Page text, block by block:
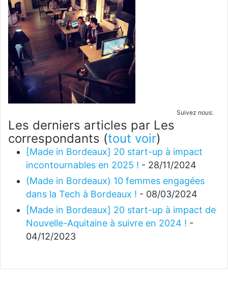
Suivez nous:
Les derniers articles par Les
correspondants (tout voir)
[Made in Bordeaux] 20 start-up à impact
incontournables en 2025 ! - 28/11/2024
(Made in Bordeaux) 10 femmes engagées
dans la Tech à Bordeaux ! - 08/03/2024
[Made in Bordeaux] 20 start-up à impact de
Nouvelle-Aquitaine à suivre en 2024 ! -
04/12/2023